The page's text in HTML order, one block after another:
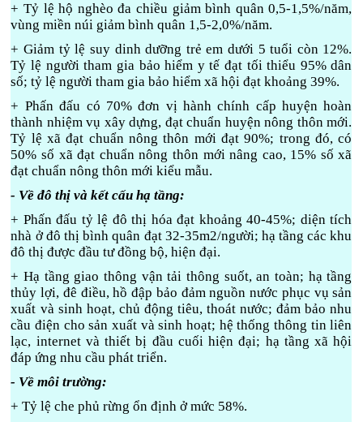
+ Tỷ lệ hộ nghèo đa chiều giảm bình quân 0,5-1,5%/năm,
vùng miền núi giảm bình quân 1,5-2,0%/năm.
+ Giảm tỷ lệ suy dinh dưỡng trẻ em dưới 5 tuổi còn 12%.
Tỷ lệ người tham gia bảo hiểm y tế đạt tối thiểu 95% dân
số; tỷ lệ người tham gia bảo hiểm xã hội đạt khoảng 39%.
+ Phấn đấu có 70% đơn vị hành chính cấp huyện hoàn
thành nhiệm vụ xây dựng, đạt chuẩn huyện nông thôn mới.
Tỷ lệ xã đạt chuẩn nông thôn mới đạt 90%; trong đó, có
50% số xã đạt chuẩn nông thôn mới nâng cao, 15% số xã
đạt chuẩn nông thôn mới kiểu mẫu.
- Về đô thị và kết cấu hạ tầng:
+ Phấn đấu tỷ lệ đô thị hóa đạt khoảng 40-45%; diện tích
nhà ở đô thị bình quân đạt 32-35m2/người; hạ tầng các khu
đô thị được đầu tư đồng bộ, hiện đại.
+ Hạ tầng giao thông vận tải thông suốt, an toàn; hạ tầng
thủy lợi, đê điều, hồ đập bảo đảm nguồn nước phục vụ sản
xuất và sinh hoạt, chủ động tiêu, thoát nước; đảm bảo nhu
cầu điện cho sản xuất và sinh hoạt; hệ thống thông tin liên
lạc, internet và thiết bị đầu cuối hiện đại; hạ tầng xã hội
đáp ứng nhu cầu phát triển.
- Về môi trường:
+ Tỷ lệ che phủ rừng ổn định ở mức 58%.